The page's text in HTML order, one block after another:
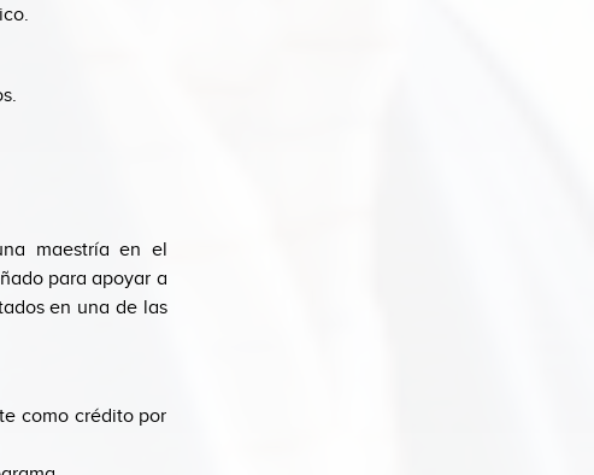
maestría en el
para apoyar a
en una de las
como crédito por